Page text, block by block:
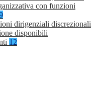
con funzioni
dirigenziali discrezionali
disponibili
12